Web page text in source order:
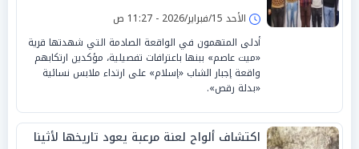
الأحد 15/فبراير/2026 - 11:27 ص
أدلى المتهمون في الواقعة الصادمة التي شهدتها قرية
«ميت عاصم» ببنها باعترافات تفصيلية، مؤكدين ارتكابهم
واقعة إجبار الشاب «إسلام» على ارتداء ملابس نسائية
«بدلة رقص».
اكتشاف ألواح لعنة مرعبة يعود تاريخها لأثينا